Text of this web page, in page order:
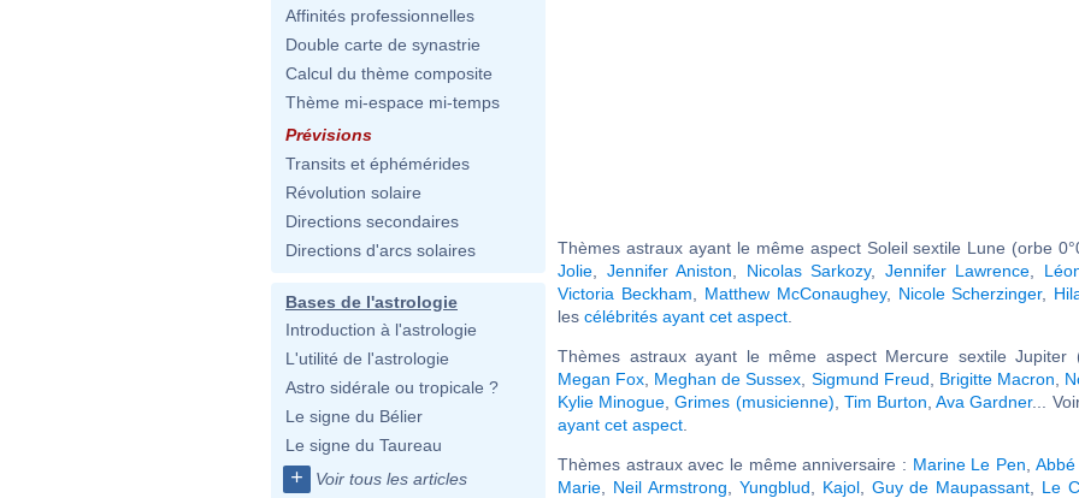
Affinités professionnelles
Double carte de synastrie
Calcul du thème composite
Thème mi-espace mi-temps
Prévisions
Transits et éphémérides
Révolution solaire
Directions secondaires
Directions d'arcs solaires
Bases de l'astrologie
Introduction à l'astrologie
L'utilité de l'astrologie
Astro sidérale ou tropicale ?
Le signe du Bélier
Le signe du Taureau
+ Voir tous les articles
Thèmes astraux ayant le même aspect Soleil sextile Lune (orbe
Jolie
Jennifer Aniston Nicolas Sarkozy, Jennifer Lawrence
Victoria Beckham
Matthew McConaughey, Nicole Scherzinger,
les célébrités ayant cet aspect
Thèmes astraux ayant le même aspect Mercure sextile Jupiter
Megan Fox Meghan de Sussex Sigmund Freud Brigitte Macron
Kylie Minogue ,Grimes (musicienne) Tim Burton ,Ava Gardner...
ayant cet aspect
Thèmes astraux avec le même anniversaire : Marine Le Pen
Marie
Neil Armstrong Yungblud Kajol, Guy de Maupassant
Le